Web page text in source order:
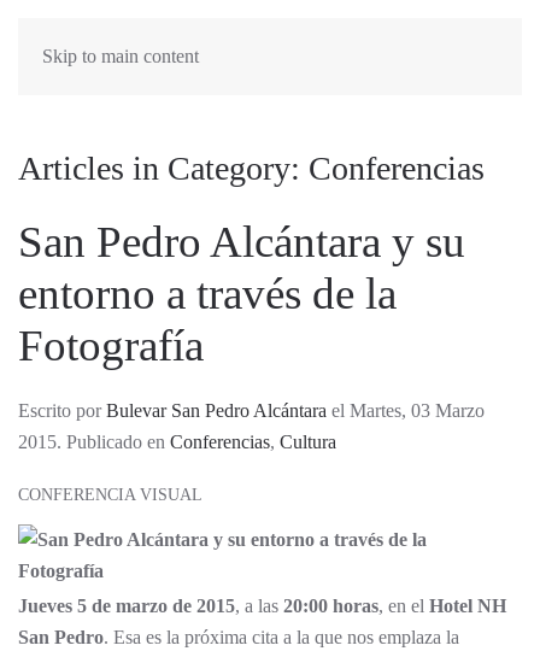
Skip to main content
Articles in Category: Conferencias
San Pedro Alcántara y su
entorno a través de la
Fotografía
Escrito porBulevar San Pedro Alcántara el Martes, 03 Marzo
2015. Publicado en Conferencias, Cultura
CONFERENCIA VISUAL
Jueves 5 de marzo de 2015, a las 20:00 horas, en el Hotel NH
San Pedro. Esa es la próxima cita a la que nos emplaza la